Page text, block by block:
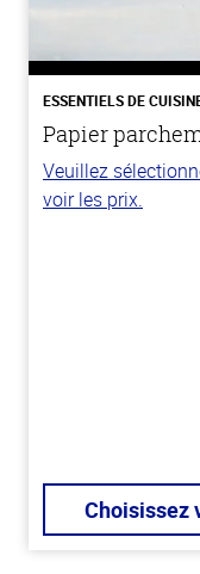
ESSENTIELS DE
Papier
Veuillez
voir les prix.
Choisissez